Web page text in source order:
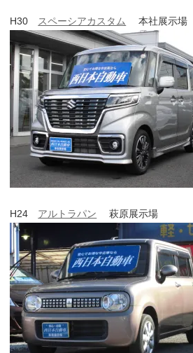
H30 スペーシアカスタム 本社展示場
H24 アルトラパン 萩原展示場